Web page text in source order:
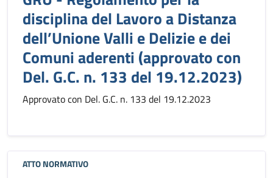
disciplina del Lavoro a Distanza
dell’Unione Valli e Delizie e dei
Comuni aderenti (approvato con
Del. G.C. n. 133 del 19.12.2023)
Approvato con Del. G.C. n. 133 del 19.12.2023
ATTO NORMATIVO